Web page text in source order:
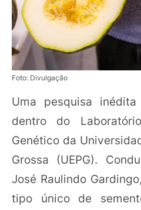
Foto: Divulgação
Uma pesquisa
dentro do
Genético da
Grossa (UEPG).
José Raulindo
tipo único de